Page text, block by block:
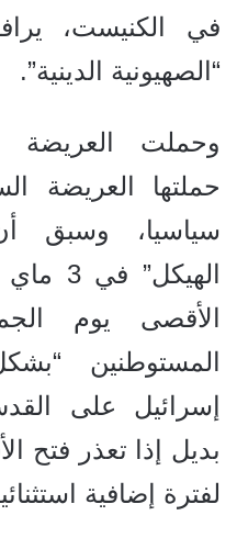
في الكنيست،
“الصهيونية الدينية”.
وحملت العريضة
سياسيا، وسبق
الأقصى يوم
المستوطنين
إسرائيل على
بديل إذا تعذر فتح
لفترة إضافية